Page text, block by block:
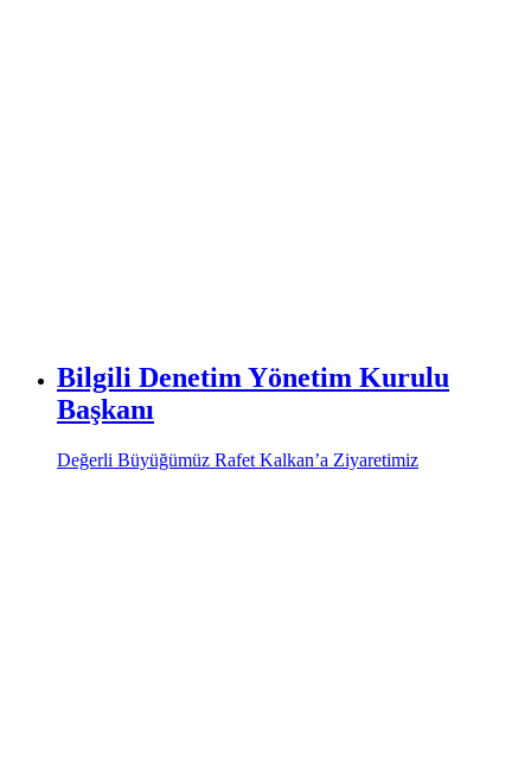
Bilgili Denetim Yönetim Kurulu
Başkanı
Değerli Büyüğümüz Rafet Kalkan’a Ziyaretimiz